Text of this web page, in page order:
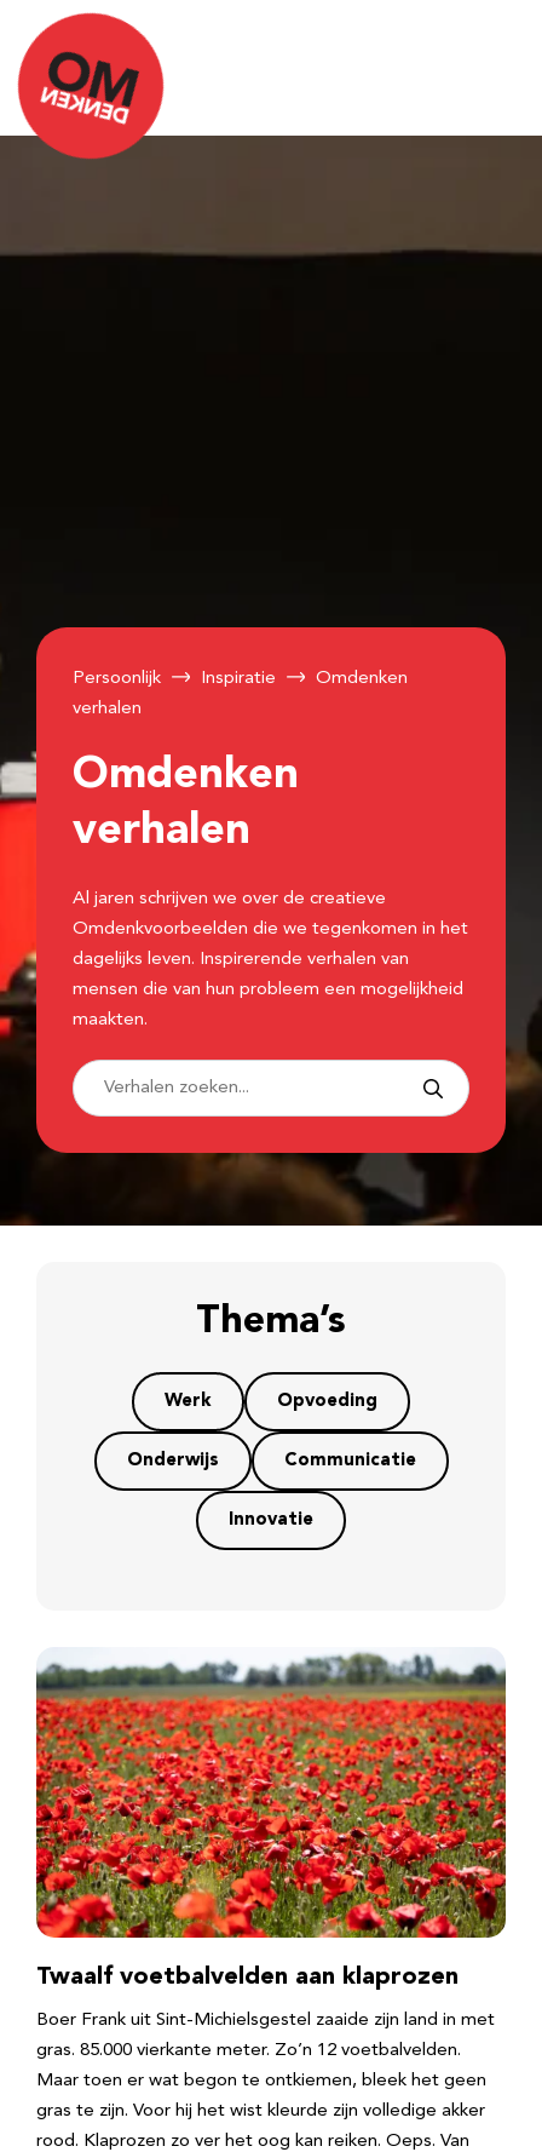
Persoonlijk Inspiratie
Omdenken
verhalen
Omdenken
verhalen
Al jaren schrijven we over de creatieve
Omdenkvoorbeelden die we tegenkomen in het
dagelijks leven. Inspirerende verhalen van
mensen die van hun probleem een mogelijkheid
maakten.
Thema’s
Werk Opvoeding
Onderwijs Communicatie
Innovatie
Twaalf voetbalvelden aan klaprozen
Boer Frank uit Sint-Michielsgestel zaaide zijn land in met
gras. 85.000 vierkante meter. Zo’n 12 voetbalvelden.
Maar toen er wat begon te ontkiemen, bleek het geen
gras te zijn. Voor hij het wist kleurde zijn volledige akker
rood. Klaprozen zo ver het oog kan reiken. Oeps. Van